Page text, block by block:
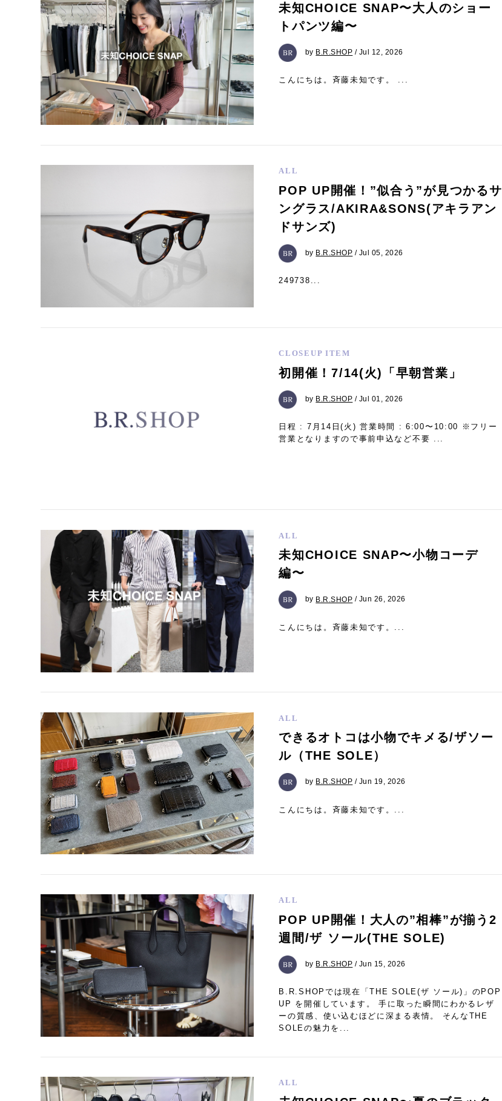
未知CHOICE SNAP〜大人のショー
トパンツ編〜
by B.R.SHOP / Jul 12, 2026
こんにちは。斉藤未知です。 ...
ALL
POP UP開催！”似合う”が見つかるサ
ングラス/AKIRA&SONS(アキラアン
ドサンズ)
by B.R.SHOP / Jul 05, 2026
249738...
CLOSEUP ITEM
初開催！7/14(火)「早朝営業」
by B.R.SHOP / Jul 01, 2026
日程 : 7月14日(火) 営業時間 : 6:00〜10:00 ※フリー
営業となりますので事前申込など不要 ...
ALL
未知CHOICE SNAP〜小物コーデ
編〜
by B.R.SHOP / Jun 26, 2026
こんにちは。斉藤未知です。...
ALL
できるオトコは小物でキメる/ザソー
ル（THE SOLE）
by B.R.SHOP / Jun 19, 2026
こんにちは。斉藤未知です。...
ALL
POP UP開催！大人の”相棒”が揃う2
週間/ザ ソール(THE SOLE)
by B.R.SHOP / Jun 15, 2026
B.R.SHOPでは現在「THE SOLE(ザ ソール)」のPOP
UP を開催しています。 手に取った瞬間にわかるレザ
ーの質感、使い込むほどに深まる表情。 そんなTHE
SOLEの魅力を...
ALL